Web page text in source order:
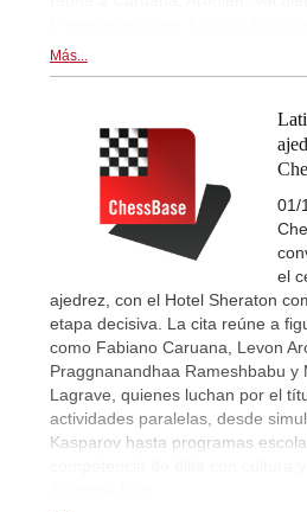
Más...
01/
el
ajedrez, con el Hotel Sheraton
etapa decisiva. La cita reúne a
como Fabiano Caruana, Levon
Praggnanandhaa Rameshbabu y
Lagrave, quienes luchan por el
actividades paralelas, desde
Kasparov hasta programas